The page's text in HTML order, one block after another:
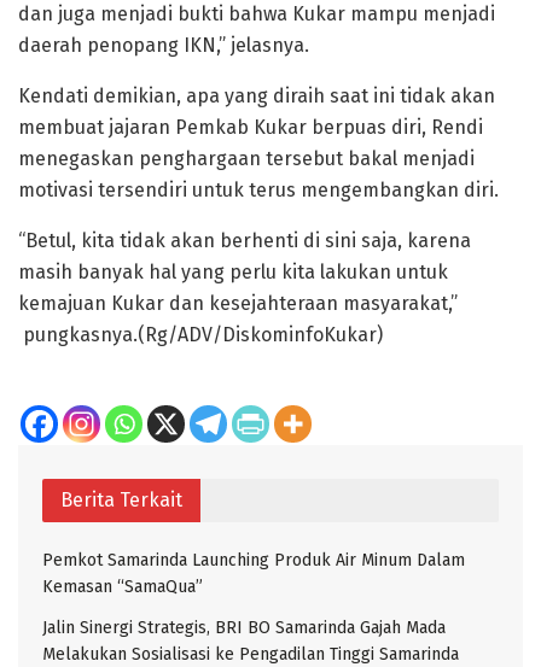
dan juga menjadi bukti bahwa Kukar mampu menjadi
daerah penopang IKN,” jelasnya.
Kendati demikian, apa yang diraih saat ini tidak akan
membuat jajaran Pemkab Kukar berpuas diri, Rendi
menegaskan penghargaan tersebut bakal menjadi
motivasi tersendiri untuk terus mengembangkan diri.
“Betul, kita tidak akan berhenti di sini saja, karena
masih banyak hal yang perlu kita lakukan untuk
kemajuan Kukar dan kesejahteraan masyarakat,”
pungkasnya.(Rg/ADV/DiskominfoKukar)
Berita Terkait
Pemkot Samarinda Launching Produk Air Minum Dalam
Kemasan “SamaQua”
Jalin Sinergi Strategis, BRI BO Samarinda Gajah Mada
Melakukan Sosialisasi ke Pengadilan Tinggi Samarinda